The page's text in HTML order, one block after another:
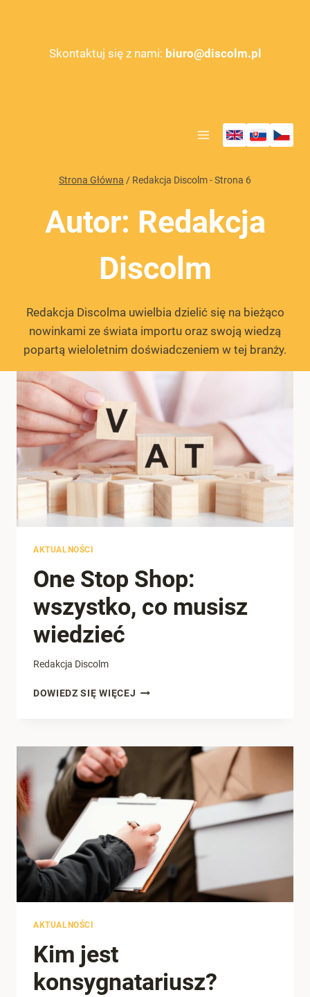
Skontaktuj się z nami: biuro@discolm.pl
Strona Główna / Redakcja Discolm- Strona 6
Autor: Redakcja
Discolm
Redakcja Discolma uwielbia dzielić się na bieżąco
nowinkami ze świata importu oraz swoją wiedzą
popartą wieloletnim doświadczeniem w tej branży.
AKTUALNOŚCI
One Stop Shop:
wszystko, co musisz
wiedzieć
Redakcja Discolm
DOWIEDZ SIĘ WIĘCEJ ONE
CO
WIEDZIEĆ
AKTUALNOŚCI
Kim jest
konsygnatariusz?